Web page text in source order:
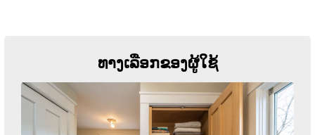
ທາງເລືອກຂອງຜູ້ໃຊ້